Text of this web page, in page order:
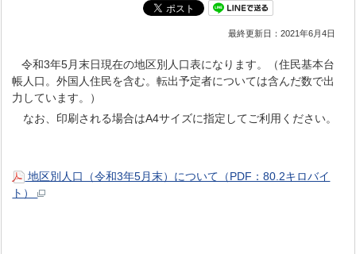
最終更新日：2021年6月4日
令和3年5月末日現在の地区別人口表になります。（住民基本台
帳人口。外国人住民を含む。転出予定者については含んだ数で出
力しています。）
なお、印刷される場合はA4サイズに指定してご利用ください。
地区別人口（令和3年5月末）について（PDF：80.2キロバイ
ト）